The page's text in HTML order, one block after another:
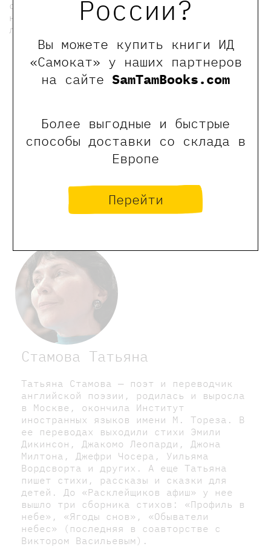
России?
Вы можете купить книги ИД
«Самокат» у наших партнеров
на сайте SamTamBooks.com
Более выгодные и быстрые
способы доставки со склада в
Европе
Перейти
сохранила в себе на всю жизнь. … Из таких
не совсем серьезных взрослых и получаются
лучшие детские поэты».
мы в телеграмме
Оставить отзыв
оставлять только зарегистрированные пользователи
сайта
Стамова Татьяна
Татьяна Стамова — поэт и переводчик
английской поэзии, родилась и выросла
в Москве, окончила Институт
иностранных языков имени М. Тореза. В
ее переводах выходили стихи Эмили
Дикинсон, Джакомо Леопарди, Джона
Милтона, Джефри Чосера, Уильяма
Вордсворта и других. А еще Татьяна
пишет стихи, рассказы и сказки для
детей. До «Расклейщиков афиш» у нее
вышло три сборника стихов: «Профиль в
небе», «Ягоды снов», «Обыватели
небес» (последняя в соавторстве с
Виктором Васильевым).